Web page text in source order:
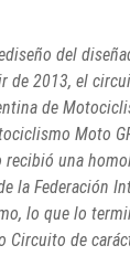
del
de 2013, el
de
Moto
una
la Federación
lo que lo
Circuito de